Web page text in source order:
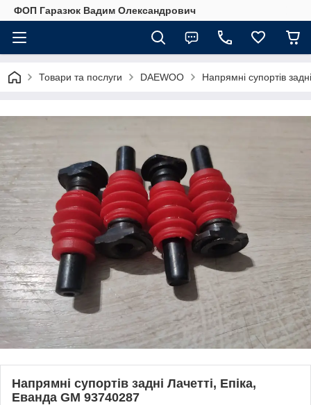
ФОП Гаразюк Вадим Олександрович
Товари та послуги DAEWOO Напрямні супортів
Напрямні супортів задні Лачетті, Епіка,
Еванда GM 93740287